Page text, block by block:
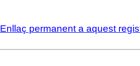
Enllaç permanent a aquest